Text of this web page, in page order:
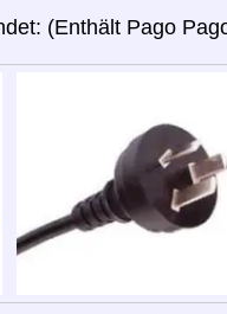
(Enthält Pago